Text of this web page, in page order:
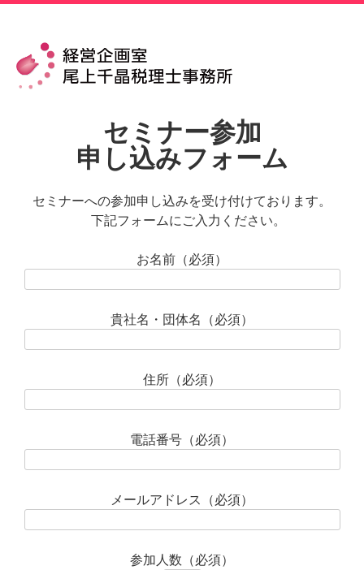
content
セミナー参加
申し込みフォーム
セミナーへの参加申し込みを受け付けております。
下記フォームにご入力ください。
お名前（必須）
貴社名・団体名（必須）
住所（必須）
電話番号（必須）
メールアドレス（必須）
参加人数（必須）